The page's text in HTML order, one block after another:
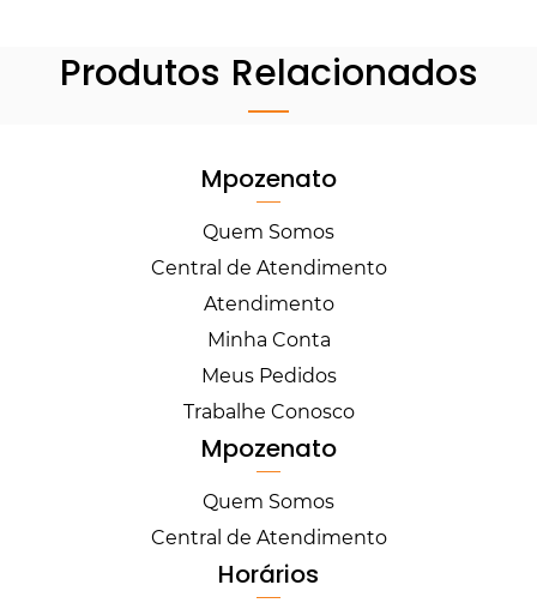
Produtos Relacionados
Mpozenato
Quem Somos
Central de Atendimento
Atendimento
Minha Conta
Meus Pedidos
Trabalhe Conosco
Mpozenato
Quem Somos
Central de Atendimento
Horários